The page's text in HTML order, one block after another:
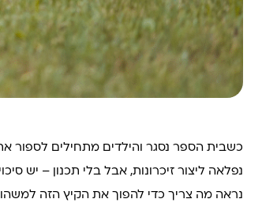
כשבית הספר נסגר והילדים מתחילים לספור
נפלאה ליצור זיכרונות, אבל בלי תכנון – יש
נראה מה צריך כדי להפוך את הקיץ הזה